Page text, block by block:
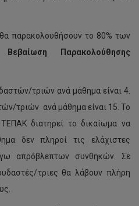
παρακολουθήσουν το 80% των
Βεβαίωση Παρακολούθησης
τριών ανά μάθημα είναι 4.
τριών ανά μάθημα είναι 15. Το
διατηρεί το δικαίωμα να
δεν πληροί τις ελάχιστες
απρόβλεπτων συνθηκών. Σε
τριες θα λάβουν πλήρη